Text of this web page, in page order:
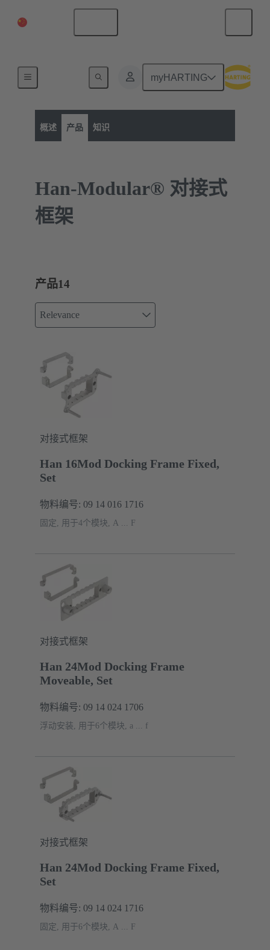
myHARTING
概述 产品 知识
Han-Modular® 模块化连接器
Han-Modular® 对接式
框架
产品14
Relevance
对接式框架
Han 16Mod Docking Frame Fixed,
Set
物料编号: 09 14 016 1716
固定, 用于4个模块, A ... F
对接式框架
Han 24Mod Docking Frame
Moveable, Set
物料编号: 09 14 024 1706
浮动安装, 用于6个模块, a ... f
对接式框架
Han 24Mod Docking Frame Fixed,
Set
物料编号: 09 14 024 1716
固定, 用于6个模块, A ... F